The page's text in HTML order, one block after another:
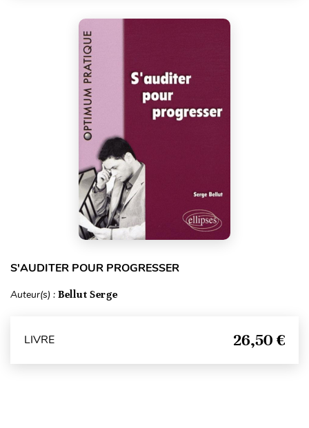
S'AUDITER POUR PROGRESSER
Auteur(s) : Bellut Serge
LIVRE 26,50 €